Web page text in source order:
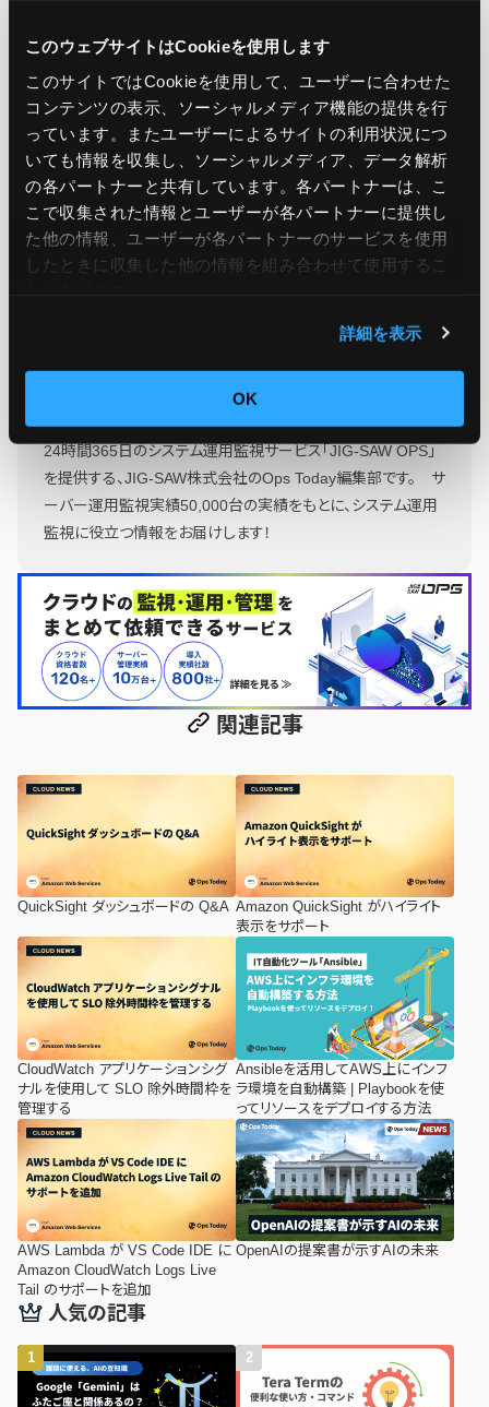
このウェブサイトはCookieを使用します
このサイトではCookieを使用して、ユーザーに合わせた
コンテンツの表示、ソーシャルメディア機能の提供を行
っています。またユーザーによるサイトの利用状況につ
いても情報を収集し、ソーシャルメディア、データ解析
の各パートナーと共有しています。各パートナーは、こ
こで収集された情報とユーザーが各パートナーに提供し
た他の情報、ユーザーが各パートナーのサービスを使用
したときに収集した他の情報を組み合わせて使用​​するこ
詳細を表示
OK
for AWS Transfer Family web apps
この記事をシェア
24時間365日のシステム運用監視サービス「JIG-SAW OPS」
を提供する、JIG-SAW株式会社のOps Today編集部です。 サ
ーバー運用監視実績50,000台の実績をもとに、システム運用
監視に役立つ情報をお届けします！
関連記事
QuickSight ダッシュボードの Q&A Amazon QuickSight がハイライト
表示をサポート
CloudWatch アプリケーションシグ
ナルを使用して SLO 除外時間枠を
管理する
Ansibleを活用してAWS上にインフ
ラ環境を自動構築 | Playbookを使
ってリソースをデプロイする方法
AWS Lambda が VS Code IDE に
Amazon CloudWatch Logs Live
Tail のサポートを追加
OpenAIの提案書が示すAIの未来
人気の記事